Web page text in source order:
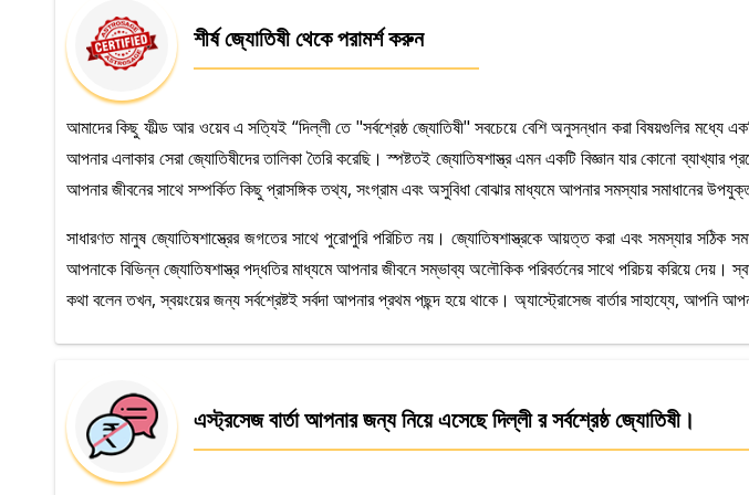
শীর্ষ জ্যোতিষী থেকে পরামর্শ করুন
আমাদের কিছু ফীল্ড আর ওয়েব এ সত্যিই “দিল্লী তে "সর্বশ্রেষ্ঠ জ্যোতিষী" সবচেয়ে বেশি অনুসন্ধান করা বিষয়গুলির
আপনার এলাকার সেরা জ্যোতিষীদের তালিকা তৈরি করেছি। স্পষ্টতই জ্যোতিষশাস্ত্র এমন একটি বিজ্ঞান যার কোনো
আপনার জীবনের সাথে সম্পর্কিত কিছু প্রাসঙ্গিক তথ্য, সংগ্রাম এবং অসুবিধা বোঝার মাধ্যমে আপনার সমস্যার সমাধানের
সাধারণত মানুষ জ্যোতিষশাস্ত্রের জগতের সাথে পুরোপুরি পরিচিত নয়। জ্যোতিষশাস্ত্রকে আয়ত্ত করা এবং সমস্যার সঠিক
আপনাকে বিভিন্ন জ্যোতিষশাস্ত্র পদ্ধতির মাধ্যমে আপনার জীবনে সম্ভাব্য অলৌকিক পরিবর্তনের সাথে পরিচয় করিয়ে দেয়।
কথা বলেন তখন, স্বয়ংয়ের জন্য সর্বশ্রেষ্টই সর্বদা আপনার প্রথম পছন্দ হয়ে থাকে। অ্যাস্ট্রোসেজ বার্তার সাহায্যে, আপনি
এস্ট্রসেজ বার্তা আপনার জন্য নিয়ে এসেছে দিল্লী র সর্বশ্রেষ্ঠ জ্যোতিষী।